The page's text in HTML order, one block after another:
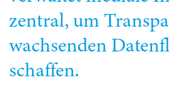
zentral, um
wachsenden
schaffen.